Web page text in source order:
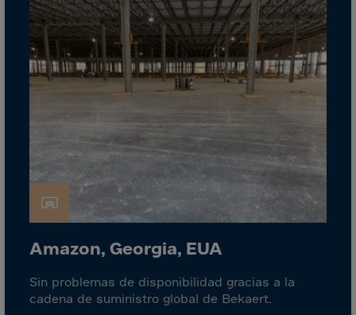
Equatorial Gui.
Eritrea
Estonia
Falkland Islnds
Faroe Islands
Fiji
Finland
Frenc.Polynesia
French Guiana
French S.Territ
Amazon, Georgia, EUA
Sin problemas de disponibilidad gracias a la
cadena de suministro global de Bekaert.